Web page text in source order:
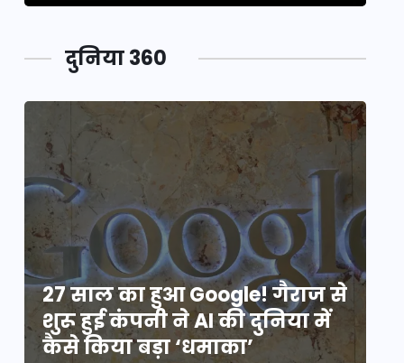
दुनिया 360
27 साल का हुआ Google! गैराज से
शुरू हुई कंपनी ने AI की दुनिया में
कैसे किया बड़ा ‘धमाका’